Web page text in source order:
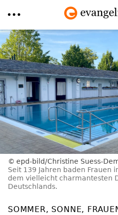
Direkt
zum
Inhalt
epd-bild/Christine Suess-
Seit 139 Jahren baden Frauen
dem vielleicht charmantesten
Deutschlands.
SOMMER, SONNE,